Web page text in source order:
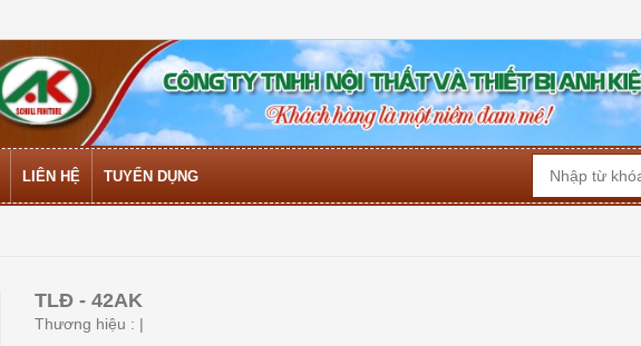
LIÊN HỆ TUYỂN DỤNG
TLĐ - 42AK
Thương hiệu : |